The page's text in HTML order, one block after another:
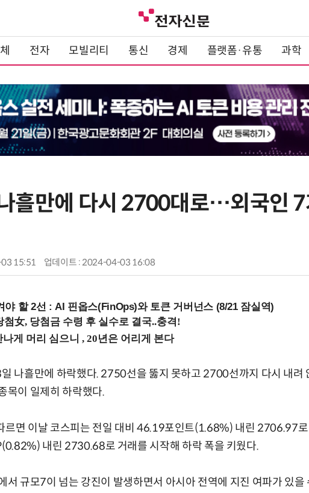
전자 모빌리티 통신 경제 플랫폼·유통 과학
흘만에 다시 2700대로…외국인 7
15:51 업데이트 : 2024-04-03 16:08
야 할 2선 : AI 핀옵스(FinOps)와 토큰 거버넌스 (8/21 잠실역)
나흘만에 하락했다. 2750선을 뚫지 못하고 2700선까지 다시 내려
목이 일제히 하락했다.
르면 이날 코스피는 전일 대비 46.19포인트(1.68%) 내린 2706.97로
내린 2730.68로 거래를 시작해 하락 폭을 키웠다.
서 규모7이 넘는 강진이 발생하면서 아시아 전역에 지진 여파가 있을